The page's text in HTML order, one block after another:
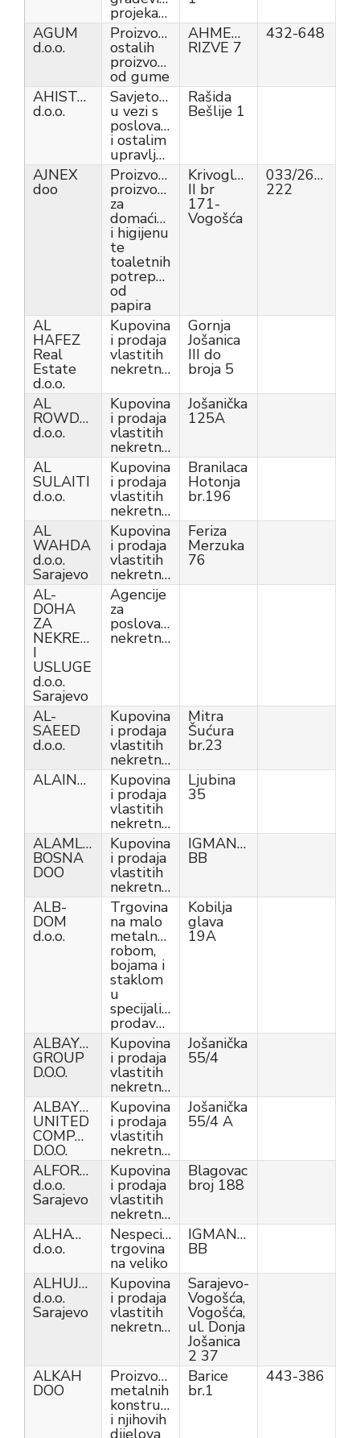
projekata
AGUM
d.o.o.
Proizvodnja
ostalih
proizvoda
od gume
AHMEDA
RIZVE 7
432-648
AHISTAR
d.o.o.
Savjetovanje
u vezi s
poslovanjem
i ostalim
upravljanjem
Rašida
Bešlije 1
AJNEX
doo
Proizvodnja
proizvoda
za
domaćinstvo
i higijenu
te
toaletnih
potrepština
od
papira
Krivoglavci
II br
171-
Vogošća
033/260-
222
AL
HAFEZ
Real
Estate
d.o.o.
Kupovina
i prodaja
vlastitih
nekretnina
Gornja
Jošanica
III do
broja 5
AL
ROWDHA
d.o.o.
Kupovina
i prodaja
vlastitih
nekretnina
Jošanička
125A
AL
SULAITI
d.o.o.
Kupovina
i prodaja
vlastitih
nekretnina
Branilaca
Hotonja
br.196
AL
WAHDA
d.o.o.
Sarajevo
Kupovina
i prodaja
vlastitih
nekretnina
Feriza
Merzuka
76
AL-
DOHA
ZA
NEKRETNINE
I
USLUGE
d.o.o.
Sarajevo
Agencije
za
poslovanje
nekretninama
AL-
SAEED
d.o.o.
Kupovina
i prodaja
vlastitih
nekretnina
Mitra
Šućura
br.23
ALAIND.O.O.
Kupovina
i prodaja
vlastitih
nekretnina
Ljubina
35
ALAMLAK
BOSNA
DOO
Kupovina
i prodaja
vlastitih
nekretnina
IGMANSKA
BB
ALB-
DOM
d.o.o.
Trgovina
na malo
metalnom
robom,
bojama i
staklom
u
specijaliziranim
prodavnicama
Kobilja
glava
19A
ALBAYRAQ
GROUP
D.O.O.
Kupovina
i prodaja
vlastitih
nekretnina
Jošanička
55/4
ALBAYRAQ
UNITED
COMPANY
D.O.O.
Kupovina
i prodaja
vlastitih
nekretnina
Jošanička
55/4 A
ALFORDUS
d.o.o.
Sarajevo
Kupovina
i prodaja
vlastitih
nekretnina
Blagovac
broj 188
ALHAWAI
d.o.o.
Nespecijalizirana
trgovina
na veliko
IGMANSKA
BB
ALHUJURAT
d.o.o.
Sarajevo
Kupovina
i prodaja
vlastitih
nekretnina
Sarajevo-
Vogošća,
Vogošća,
ul. Donja
Jošanica
2 37
ALKAH
DOO
Proizvodnja
metalnih
konstrukcija
i njihovih
Barice
br.1
443-386